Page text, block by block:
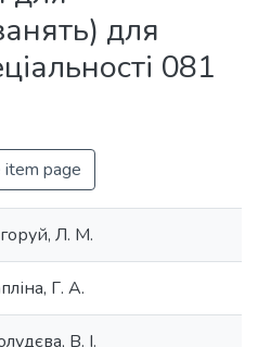
для
081
item page
Л. М.
Г. А.
В. І.